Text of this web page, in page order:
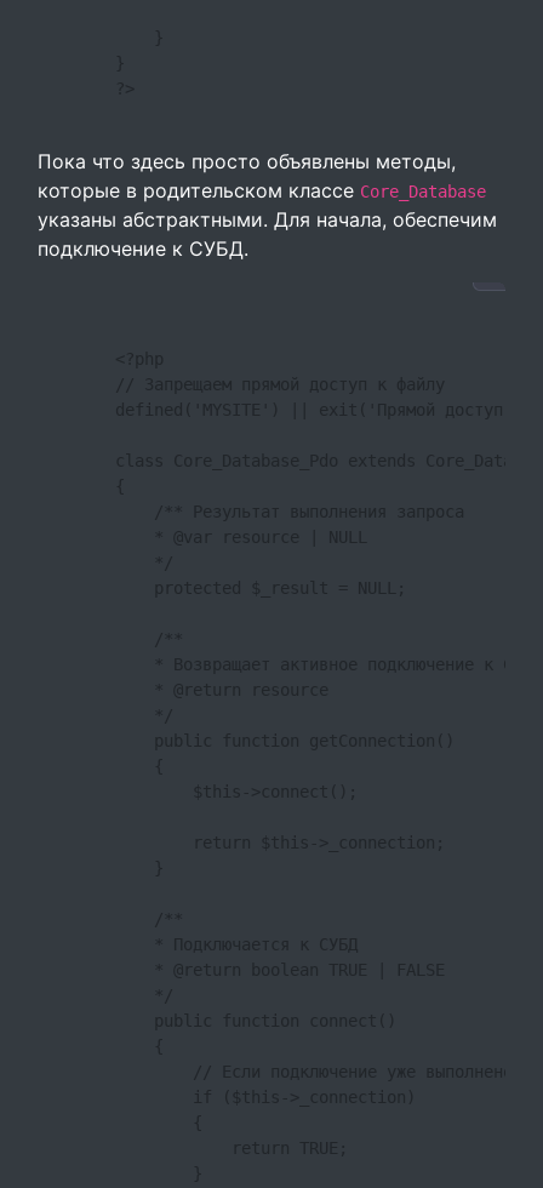
Пока что здесь просто объявлены методы,
которые в родительском классе Core_Database
указаны абстрактными. Для начала, обеспечим
подключение к СУБД.
        <?php
        // Запрещаем прямой доступ к файлу
defined('MYSITE') || exit('Прямой доступ к
class Core_Database_Pdo extends
            /** Результат выполнения запроса
            * @var resource | NULL
            protected $_result = NULL;
            * Возвращает активное подключение к СУБД
            * @return resource
            public function getConnection()
                $this->connect();
                return $this->_connection;
            * Подключается к СУБД
            * @return boolean TRUE | FALSE
            public function connect()
// Если подключение уже выполнено,
                if ($this->_connection)
                    return TRUE;